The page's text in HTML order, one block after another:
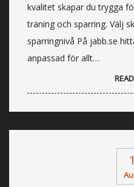
kvalitet skapar du trygga
träning och sparring. Välj
sparringnivå På jabb.se
anpassad för allt…